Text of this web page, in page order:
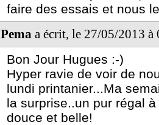
faire des essais et nous
Pema a écrit, le 27/05/2013 à
Bon Jour Hugues :-)
Hyper ravie de voir de
lundi printanier...Ma
la surprise..un pur régal
douce et belle!